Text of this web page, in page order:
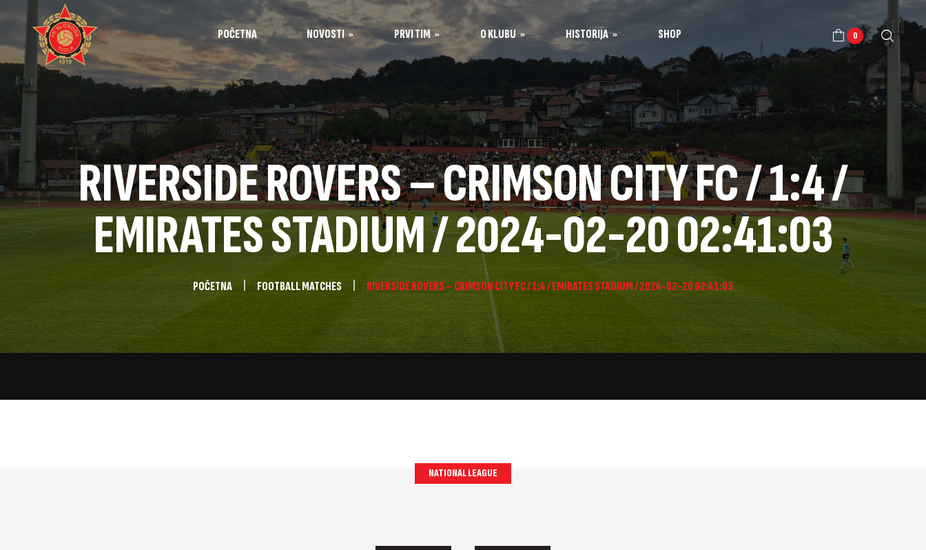
POČETNA NOVOSTI
Utakmice
Intervjui
Highlights
Izvještaji
Omladinska škola
PRVI TIM
Igrači
Stručni štab
O KLUBU
Organi kluba
Stadion Tušanj
Kontakt
Sponzori
HISTORIJA
Sastavi po sezonama
SHOP 0
RIVERSIDE ROVERS – CRIMSON CITY FC / 1:4 /
EMIRATES STADIUM / 2024-02-20 02:41:03
POČETNA FOOTBALL MATCHES RIVERSIDE ROVERS – CRIMSON CITY FC / 1:4 / EMIRATES STADIUM / 2024-02-20 02:41:03
NATIONAL LEAGUE